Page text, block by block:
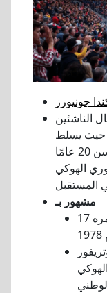
جونيورز
الناشئين
حيث يسلط
الضوء على أفضل اللاعبين تحت سن 20 عامًا
الهوكي
مشهور بـ
17 نقطة لواين جريتسكي عندما كان عمره